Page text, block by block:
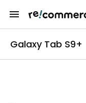
Galaxy Tab S9+